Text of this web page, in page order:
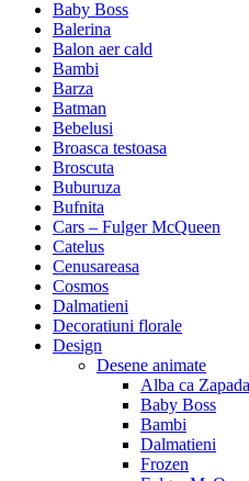
Baby Boss
Balerina
Balon aer cald
Bambi
Barza
Batman
Bebelusi
Broasca testoasa
Broscuta
Buburuza
Bufnita
Cars – Fulger McQueen
Catelus
Cenusareasa
Cosmos
Dalmatieni
Decoratiuni florale
Design
Desene animate
Alba ca Zapada
Baby Boss
Bambi
Dalmatieni
Frozen